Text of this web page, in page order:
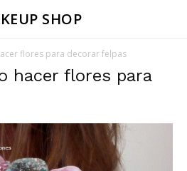
SHOP
flores para decorar felpas
hacer flores para